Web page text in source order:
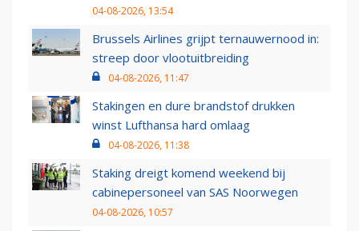
04-08-2026, 13:54
Brussels Airlines grijpt ternauwernood in:
streep door vlootuitbreiding
04-08-2026, 11:47
Stakingen en dure brandstof drukken
winst Lufthansa hard omlaag
04-08-2026, 11:38
Staking dreigt komend weekend bij
cabinepersoneel van SAS Noorwegen
04-08-2026, 10:57